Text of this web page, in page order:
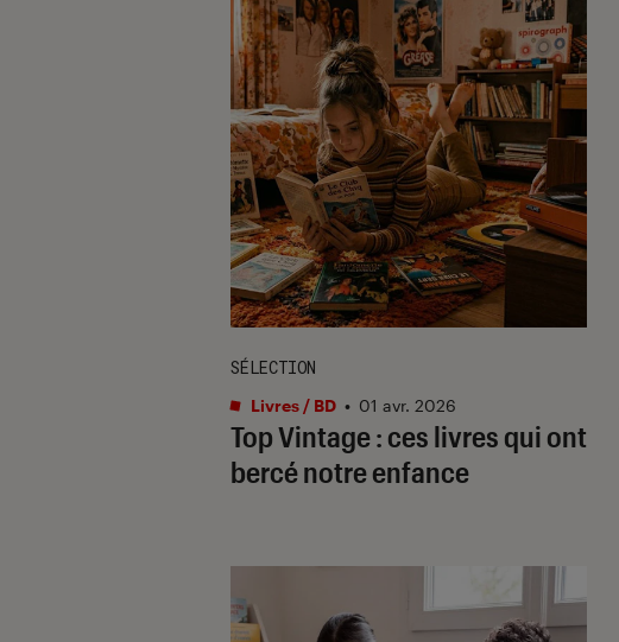
Top Vintage : ces livres qui ont
bercé notre enfance
SÉLECTION
Livres / BD • 01 avr. 2026